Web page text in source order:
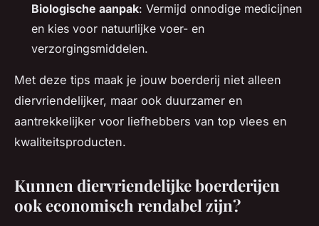
Biologische aanpak: Vermijd onnodige medicijnen
en kies voor natuurlijke voer- en
verzorgingsmiddelen.
Met deze tips maak je jouw boerderij niet alleen
diervriendelijker, maar ook duurzamer en
aantrekkelijker voor liefhebbers van top vlees en
kwaliteitsproducten.
Kunnen diervriendelijke boerderijen
ook economisch rendabel zijn?